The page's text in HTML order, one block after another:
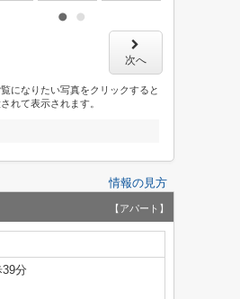
次へ
になりたい写真をクリックすると
れて表示されます。
情報の見方
【アパート】
39分